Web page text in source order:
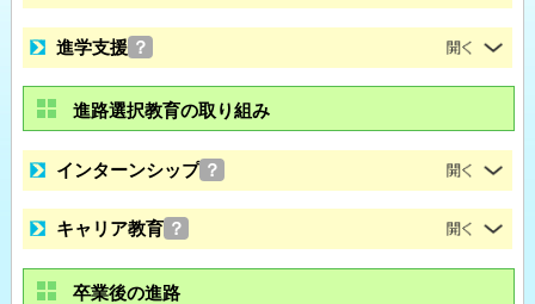
進学支援 ？
進路選択教育の取り組み
インターンシップ ？
キャリア教育 ？
卒業後の進路